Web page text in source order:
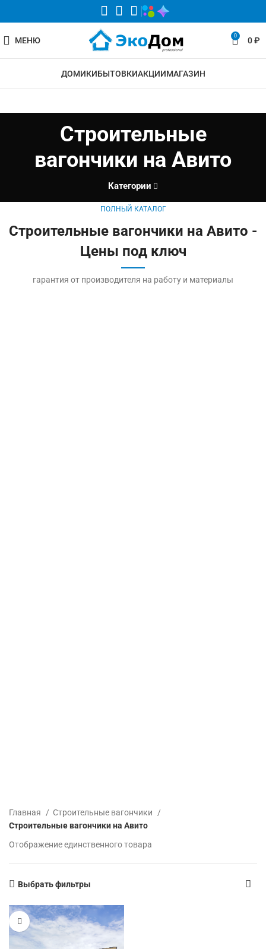
МЕНЮ 0 0₽
ДОМИКИБЫТОВКИАКЦИИМАГАЗИН
Строительные
вагончики на Авито
Категории
ПОЛНЫЙ КАТАЛОГ
Строительные вагончики на Авито -
Цены под ключ
гарантия от производителя на работу и материалы
Главная
Строительные вагончики
Строительные вагончики на Авито
Отображение единственного товара
Выбрать фильтры